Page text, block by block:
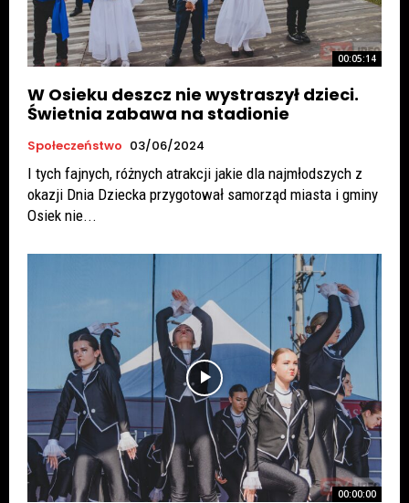
00:05:14
W Osieku deszcz nie wystraszył dzieci.
Świetnia zabawa na stadionie
Społeczeństwo 03/06/2024
I tych fajnych, różnych atrakcji jakie dla najmłodszych z
okazji Dnia Dziecka przygotował samorząd miasta i gminy
Osiek nie...
00:00:00